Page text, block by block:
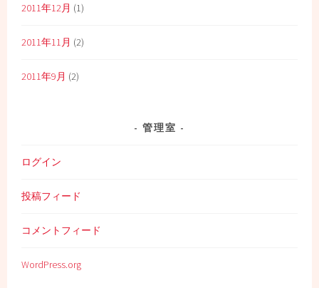
2011年12月 (1)
2011年11月 (2)
2011年9月 (2)
管理室
ログイン
投稿フィード
コメントフィード
WordPress.org